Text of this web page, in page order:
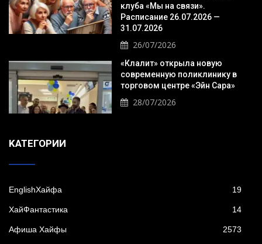
клуба «Мы на связи».
Расписание 26.07.2026 —
31.07.2026
26/07/2026
«Клалит» открыла новую
современную поликлинику в
торговом центре «Эйн Сара»
28/07/2026
KАТЕГОРИИ
EnglishХайфа 19
XайФантастика 14
Афиша Хайфы 2573